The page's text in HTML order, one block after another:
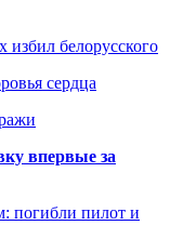
белорусского
сердца
впервые за
погибли пилот и